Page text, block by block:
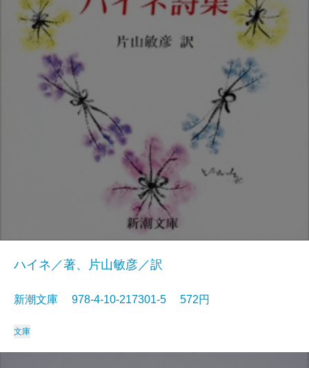
ハイネ／著、片山敏彦／訳
新潮文庫 978-4-10-217301-5 572円
文庫